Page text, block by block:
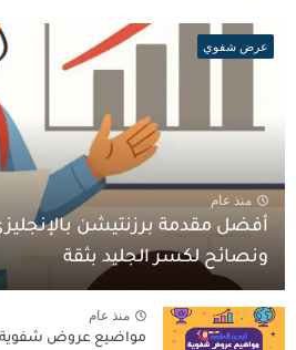
عرض شفوي
منذ عام
أفضل مقدمة برزنتيشن
ونصائح لكسر الجليد بثقة
منذ عام
مواضيع عروض شفوية